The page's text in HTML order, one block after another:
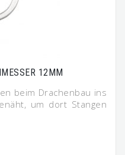
12MM
beim Drachenbau ins
um dort Stangen